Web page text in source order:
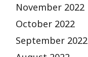
November 2022
October 2022
September 2022